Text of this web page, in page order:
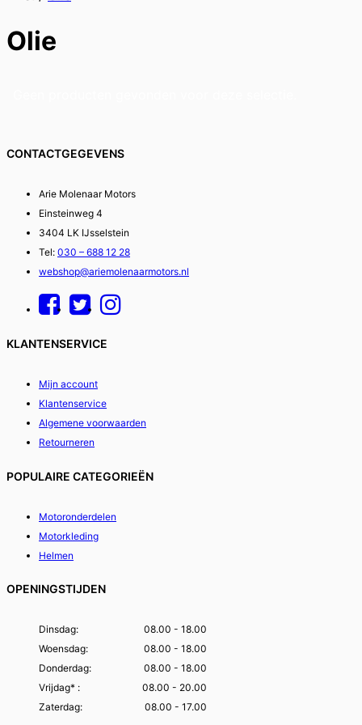
Olie
CONTACTGEGEVENS
Arie Molenaar Motors
Einsteinweg 4
3404 LK IJsselstein
Tel: 030 – 688 12 28
webshop@ariemolenaarmotors.nl
KLANTENSERVICE
Mijn account
Klantenservice
Algemene voorwaarden
Retourneren
POPULAIRE CATEGORIEËN
Motoronderdelen
Motorkleding
Helmen
OPENINGSTIJDEN
Dinsdag:
08.00 - 18.00
Woensdag:
08.00 - 18.00
Donderdag:
08.00 - 18.00
Vrijdag* :
08.00 - 20.00
Zaterdag:
08.00 - 17.00